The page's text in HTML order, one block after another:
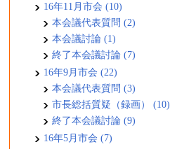
16年11月市会 (10)
本会議代表質問 (2)
本会議討論 (1)
終了本会議討論 (7)
16年9月市会 (22)
本会議代表質問 (3)
市長総括質疑（録画） (10)
終了本会議討論 (9)
16年5月市会 (7)